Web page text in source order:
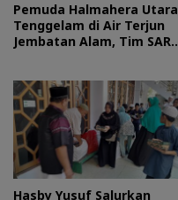
Pemuda Halmahera Utara
Tenggelam di Air Terjun
Jembatan Alam, Tim SAR
Hasby Yusuf Salurkan